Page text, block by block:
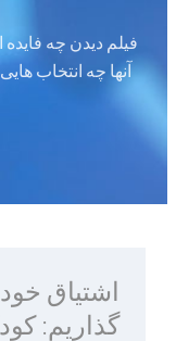
فیلم دیدن چه
آنها چه انتخاب
اشتیاق
گذاریم: